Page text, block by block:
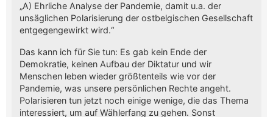
„A) Ehrliche Analyse der Pandemie, damit u.a. der
unsäglichen Polarisierung der ostbelgischen Gesellschaft
entgegengewirkt wird.“
Das kann ich für Sie tun: Es gab kein Ende der
Demokratie, keinen Aufbau der Diktatur und wir
Menschen leben wieder größtenteils wie vor der
Pandemie, was unsere persönlichen Rechte angeht.
Polarisieren tun jetzt noch einige wenige, die das Thema
interessiert, um auf Wählerfang zu gehen. Sonst